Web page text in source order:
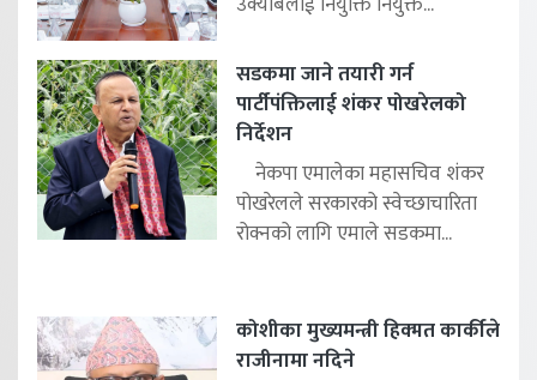
सडकमा जाने तयारी गर्न
पार्टीपंक्तिलाई शंकर पोखरेलको
निर्देशन
नेकपा एमालेका महासचिव शंकर
पोखरेलले सरकारको स्वेच्छाचारिता
रोक्नको लागि एमाले सडकमा...
कोशीका मुख्यमन्त्री हिक्मत कार्कीले
राजीनामा नदिने